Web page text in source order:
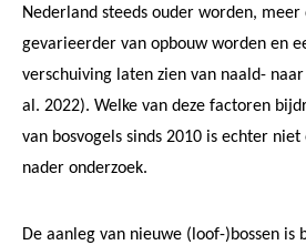
Nederland steeds ouder worden,
gevarieerder van opbouw worden en
verschuiving laten zien van naald-
al. 2022). Welke van deze factoren
van bosvogels sinds 2010 is echter
nader onderzoek.
De aanleg van nieuwe (loof-)bossen is